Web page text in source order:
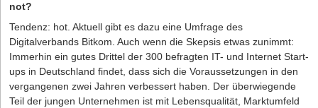
not?
Tendenz: hot. Aktuell gibt es dazu eine Umfrage des
Digitalverbands Bitkom . Auch wenn die Skepsis etwas zunimmt:
Immerhin ein gutes Drittel der 300 befragten IT- und Internet Start-
ups in Deutschland findet, dass sich die Voraussetzungen in den
vergangenen zwei Jahren verbessert haben. Der überwiegende
Teil der jungen Unternehmen ist mit Lebensqualität, Marktumfeld